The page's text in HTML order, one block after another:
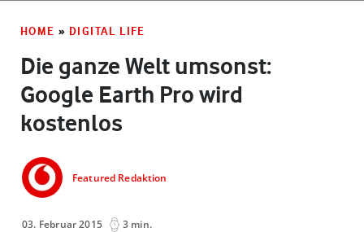
HOME » DIGITAL LIFE
Die ganze Welt umsonst:
Google Earth Pro wird
kostenlos
Featured Redaktion
03. Februar 2015 3 min.